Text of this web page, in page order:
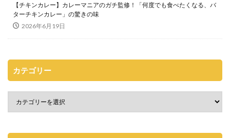
【チキンカレー】カレーマニアのガチ監修！「何度でも食べたくなる、バ
ターチキンカレー」の驚きの味
2026年6月19日
カテゴリー